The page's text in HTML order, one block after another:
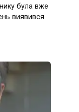
була вже
виявився